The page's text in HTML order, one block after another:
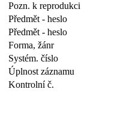
Pozn. k reprodukci
Předmět - heslo
Předmět - heslo
Forma, žánr
Systém. číslo
Úplnost záznamu
Kontrolní č.